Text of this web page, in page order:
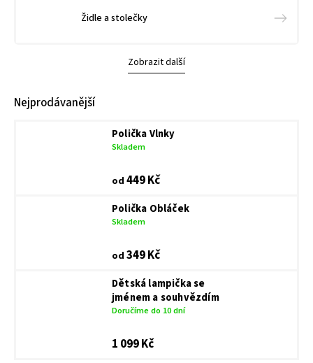
Židle a stolečky
Zobrazit další
Nejprodávanější
Polička Vlnky
Skladem
od 449 Kč
Polička Obláček
Skladem
od 349 Kč
Dětská lampička se
jménem a souhvězdím
Doručíme do 10 dní
1 099 Kč